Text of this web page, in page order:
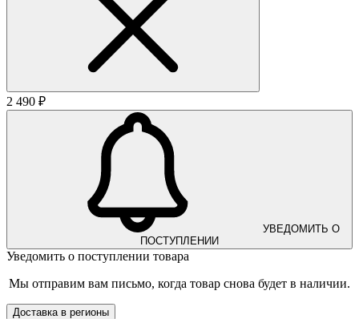
2 490 ₽
УВЕДОМИТЬ О
ПОСТУПЛЕНИИ
Уведомить о поступлении товара
Мы отправим вам письмо, когда товар снова будет в наличии.
Доставка в регионы